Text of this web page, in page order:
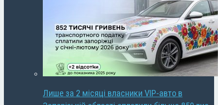
Лише за 2 місяці власники VIP-авто в